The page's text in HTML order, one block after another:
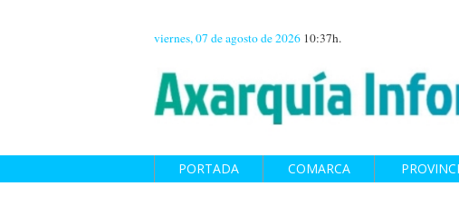
viernes, 07 de agosto de 2026 10:37h.
PORTADA COMARCA